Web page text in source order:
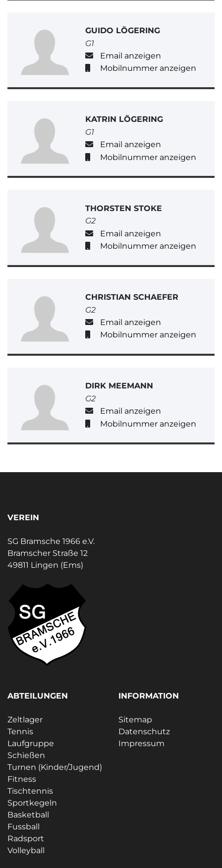
GUIDO LÖGERING
G1
Email anzeigen
Mobilnummer anzeigen
KATRIN LÖGERING
G1
Email anzeigen
Mobilnummer anzeigen
THORSTEN STOKE
G2
Email anzeigen
Mobilnummer anzeigen
CHRISTIAN SCHAEFER
G2
Email anzeigen
Mobilnummer anzeigen
DIRK MEEMANN
G2
Email anzeigen
Mobilnummer anzeigen
VEREIN
SG Bramsche 1966 e.V.
Bramscher Straße 12
49811 Lingen (Ems)
ABTEILUNGEN
Zeltlager
Tennis
Laufgruppe
Schießen
Turnen (Kinder/Jugend)
Fitness
Tischtennis
Sportkegeln
Basketball
Fussball
Radsport
Volleyball
INFORMATION
Sitemap
Datenschutz
Impressum